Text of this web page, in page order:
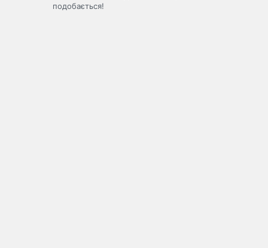
подобається!